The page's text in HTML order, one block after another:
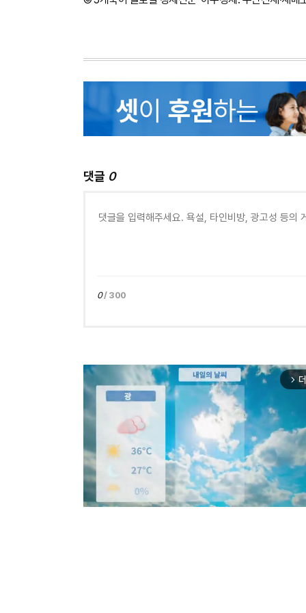
댓글 0
0/ 300
arrow_forward_ios